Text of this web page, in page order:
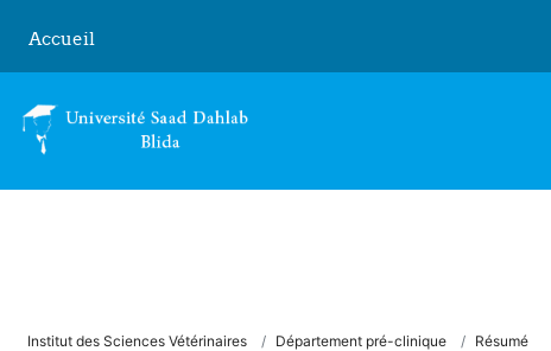
Accueil
Institut des Sciences Vétérinaires Département pré-clinique Résumé